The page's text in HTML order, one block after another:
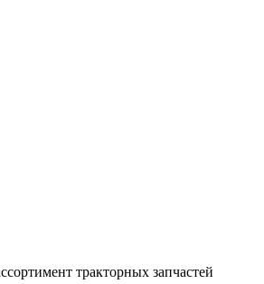
тракторных запчастей